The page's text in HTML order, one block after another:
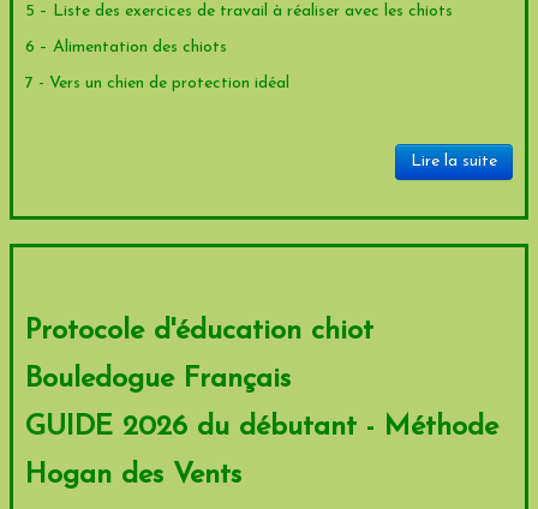
5 – Liste des exercices de travail à réaliser avec les chiots
6 – Alimentation des chiots
7 - Vers un chien de protection idéal
Lire la suite
Protocole d'éducation chiot
Bouledogue Français
GUIDE 2026 du débutant - Méthode
Hogan des Vents